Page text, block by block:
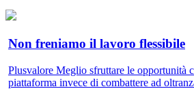
Non freniamo il lavoro flessibile
Plusvalore Meglio sfruttare le opportunità
piattaforma invece di combattere ad